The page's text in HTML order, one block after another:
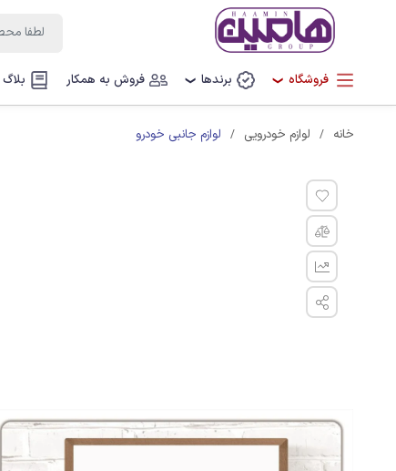
فروشگاه ❯ برندها ❯ فروش به همکار بلاگ
خانه لوازم خودرویی لوازم جانبی خودرو